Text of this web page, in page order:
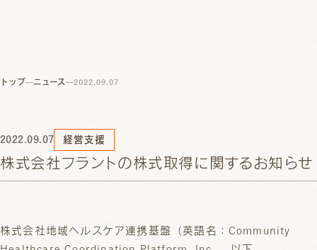
トップ ニュース 2022.09.07
2022.09.07 経営支援
株式会社フラントの株式取得に関するお知らせ
株式会社地域ヘルスケア連携基盤（英語名：Community